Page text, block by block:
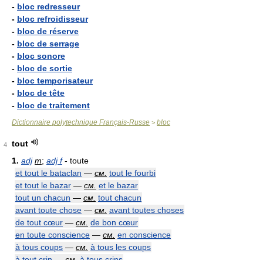
- bloc redresseur
- bloc refroidisseur
- bloc de réserve
- bloc de serrage
- bloc sonore
- bloc de sortie
- bloc temporisateur
- bloc de tête
- bloc de traitement
Dictionnaire polytechnique Français-Russe > bloc
4
tout
1. adj m; adj f- toute
et tout le bataclan — см. tout le fourbi
et tout le bazar — см. et le bazar
tout un chacun — см. tout chacun
avant toute chose — см. avant toutes choses
de tout cœur — см. de bon cœur
en toute conscience — см. en conscience
à tous coups — см. à tous les coups